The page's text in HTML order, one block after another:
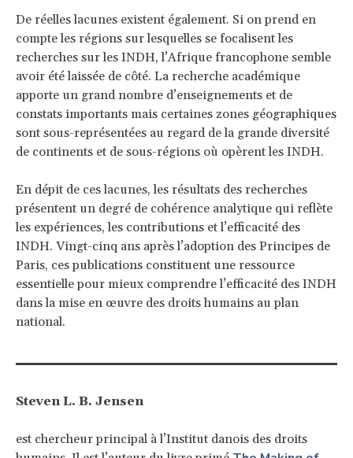
De réelles lacunes existent également. Si on prend en
compte les régions sur lesquelles se focalisent les
recherches sur les INDH, l’Afrique francophone semble
avoir été laissée de côté. La recherche académique
apporte un grand nombre d’enseignements et de
constats importants mais certaines zones géographiques
sont sous-représentées au regard de la grande diversité
de continents et de sous-régions où opèrent les INDH.
En dépit de ces lacunes, les résultats des recherches
présentent un degré de cohérence analytique qui reflète
les expériences, les contributions et l’efficacité des
INDH. Vingt-cinq ans après l’adoption des Principes de
Paris, ces publications constituent une ressource
essentielle pour mieux comprendre l’efficacité des INDH
dans la mise en œuvre des droits humains au plan
national.
Steven L. B. Jensen
est chercheur principal à l’Institut danois des droits